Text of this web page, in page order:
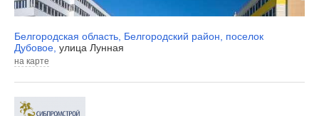
Белгородская область Белгородский район
поселок
Дубовое улица Лунная
на карте